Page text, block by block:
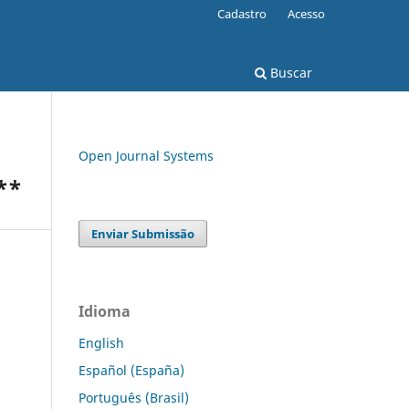
Buscar
Cadastro Acesso
Open Journal Systems
Enviar Submissão
Idioma
English
Español (España)
Português (Brasil)